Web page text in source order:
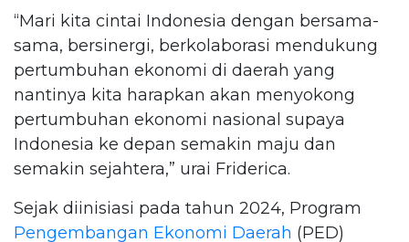
“Mari kita cintai Indonesia dengan bersama-
sama, bersinergi, berkolaborasi mendukung
pertumbuhan ekonomi di daerah yang
nantinya kita harapkan akan menyokong
pertumbuhan ekonomi nasional supaya
Indonesia ke depan semakin maju dan
semakin sejahtera,” urai Friderica.
Sejak diinisiasi pada tahun 2024, Program
Pengembangan Ekonomi Daerah (PED)